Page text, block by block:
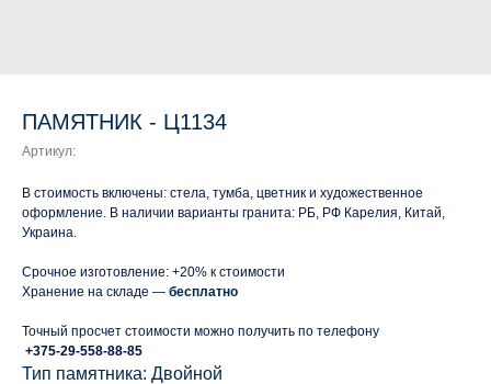
ПАМЯТНИК - Ц1134
Артикул:
В стоимость включены: стела, тумба, цветник и художественное
оформление. В наличии варианты гранита: РБ, РФ Карелия, Китай,
Украина.
Срочное изготовление: +20% к стоимости
Хранение на складе — бесплатно
Точный просчет стоимости можно получить по телефону
+375-29-558-88-85
Тип памятника: Двойной